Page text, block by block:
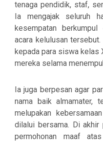
tenaga pendidik, staf,
Ia mengajak seluruh
kesempatan
acara kelulusan
kepada para siswa kelas
mereka selama
Ia juga berpesan agar
nama baik almamater,
melupakan
dilalui bersama. Di akhir
permohonan maaf